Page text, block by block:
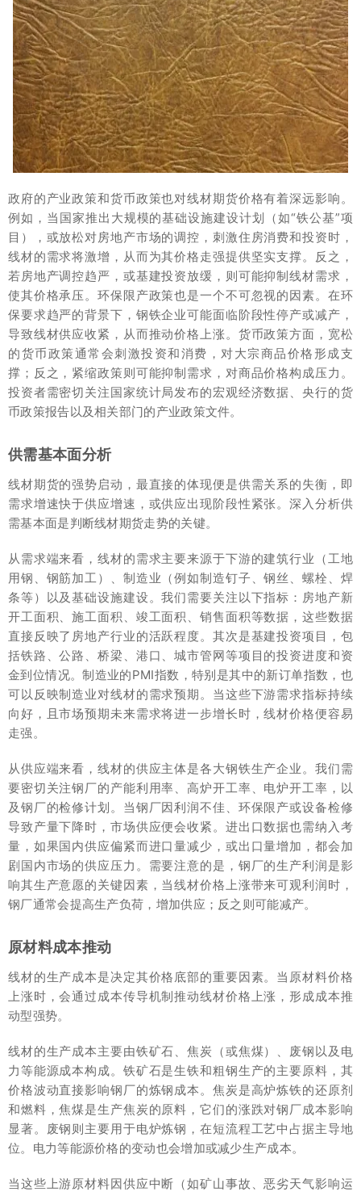
政府的产业政策和货币政策也对线材期货价格有着深远影响。
例如，当国家推出大规模的基础设施建设计划（如“铁公基”项
目），或放松对房地产市场的调控，刺激住房消费和投资时，
线材的需求将激增，从而为其价格走强提供坚实支撑。反之，
若房地产调控趋严，或基建投资放缓，则可能抑制线材需求，
使其价格承压。环保限产政策也是一个不可忽视的因素。在环
保要求趋严的背景下，钢铁企业可能面临阶段性停产或减产，
导致线材供应收紧，从而推动价格上涨。货币政策方面，宽松
的货币政策通常会刺激投资和消费，对大宗商品价格形成支
撑；反之，紧缩政策则可能抑制需求，对商品价格构成压力。
投资者需密切关注国家统计局发布的宏观经济数据、央行的货
币政策报告以及相关部门的产业政策文件。
供需基本面分析
线材期货的强势启动，最直接的体现便是供需关系的失衡，即
需求增速快于供应增速，或供应出现阶段性紧张。深入分析供
需基本面是判断线材期货走势的关键。
从需求端来看，线材的需求主要来源于下游的建筑行业（工地
用钢、钢筋加工）、制造业（例如制造钉子、钢丝、螺栓、焊
条等）以及基础设施建设。我们需要关注以下指标：房地产新
开工面积、施工面积、竣工面积、销售面积等数据，这些数据
直接反映了房地产行业的活跃程度。其次是基建投资项目，包
括铁路、公路、桥梁、港口、城市管网等项目的投资进度和资
金到位情况。制造业的PMI指数，特别是其中的新订单指数，也
可以反映制造业对线材的需求预期。当这些下游需求指标持续
向好，且市场预期未来需求将进一步增长时，线材价格便容易
走强。
从供应端来看，线材的供应主体是各大钢铁生产企业。我们需
要密切关注钢厂的产能利用率、高炉开工率、电炉开工率，以
及钢厂的检修计划。当钢厂因利润不佳、环保限产或设备检修
导致产量下降时，市场供应便会收紧。进出口数据也需纳入考
量，如果国内供应偏紧而进口量减少，或出口量增加，都会加
剧国内市场的供应压力。需要注意的是，钢厂的生产利润是影
响其生产意愿的关键因素，当线材价格上涨带来可观利润时，
钢厂通常会提高生产负荷，增加供应；反之则可能减产。
原材料成本推动
线材的生产成本是决定其价格底部的重要因素。当原材料价格
上涨时，会通过成本传导机制推动线材价格上涨，形成成本推
动型强势。
线材的生产成本主要由铁矿石、焦炭（或焦煤）、废钢以及电
力等能源成本构成。铁矿石是生铁和粗钢生产的主要原料，其
价格波动直接影响钢厂的炼钢成本。焦炭是高炉炼铁的还原剂
和燃料，焦煤是生产焦炭的原料，它们的涨跌对钢厂成本影响
显著。废钢则主要用于电炉炼钢，在短流程工艺中占据主导地
位。电力等能源价格的变动也会增加或减少生产成本。
当这些上游原材料因供应中断（如矿山事故、恶劣天气影响运